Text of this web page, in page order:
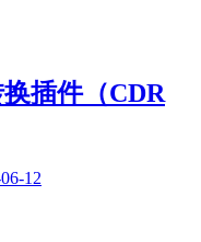
插件（CDR
12